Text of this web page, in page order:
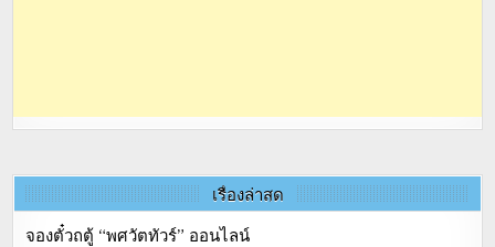
เรื่องล่าสุด
จองตั๋วถตู้ “พศวัตทัวร์” ออนไลน์